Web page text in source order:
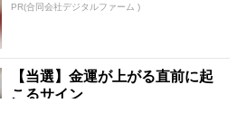
PR(合同会社デジタルファーム )
【当選】金運が上がる直前に起
こるサイン